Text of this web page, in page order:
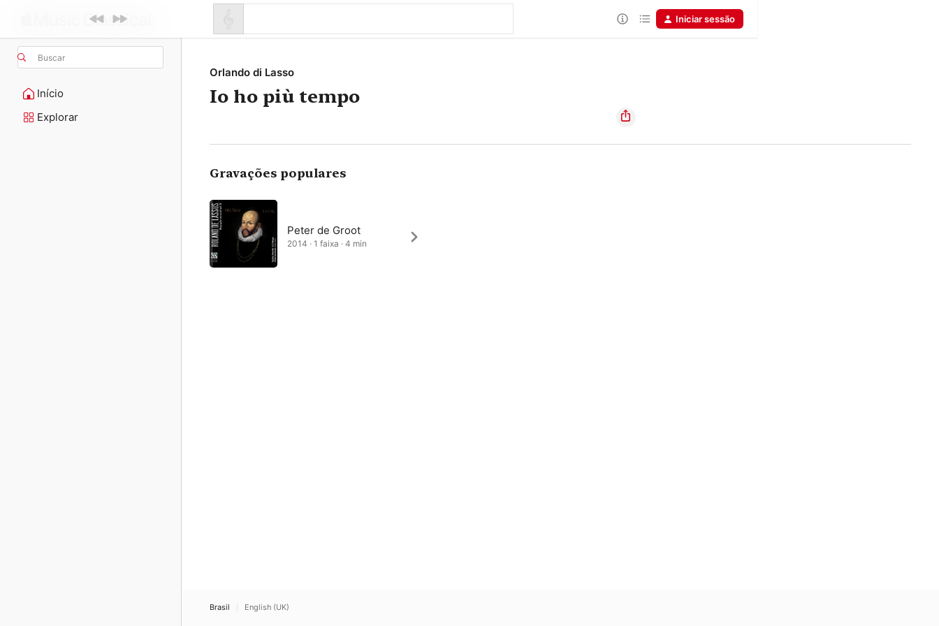
Buscar
Início
Explorar
Iniciar sessão
Orlando di Lasso
Io ho più tempo
Gravações populares
Peter de Groot
2014 · 1 faixa · 4 min
Brasil English (UK)